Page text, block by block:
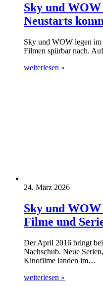
Sky und
Neustarts
Sky und WOW legen
Filmen spürbar nach.
weiterlesen »
24. März 2026
Sky und
Filme und
Der April 2016 bringt
Nachschub. Neue
Kinofilme landen im…
weiterlesen »